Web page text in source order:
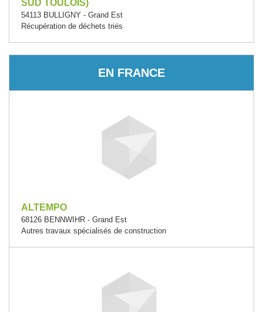
SUD TOULOIS)
54113 BULLIGNY - Grand Est
Récupération de déchets triés
EN FRANCE
ALTEMPO
68126 BENNWIHR - Grand Est
Autres travaux spécialisés de construction